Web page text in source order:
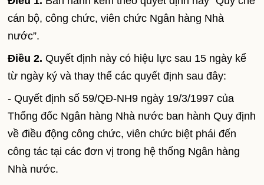
cán bộ, công chức, viên chức Ngân hàng Nhà
nước”.
Điều 2. Quyết định này có hiệu lực sau 15 ngày kể
từ ngày ký và thay thế các quyết định sau đây:
- Quyết định số 59/QĐ-NH9 ngày 19/3/1997 của
Thống đốc Ngân hàng Nhà nước ban hành Quy định
về điều động công chức, viên chức biệt phái đến
công tác tại các đơn vị trong hệ thống Ngân hàng
Nhà nước.